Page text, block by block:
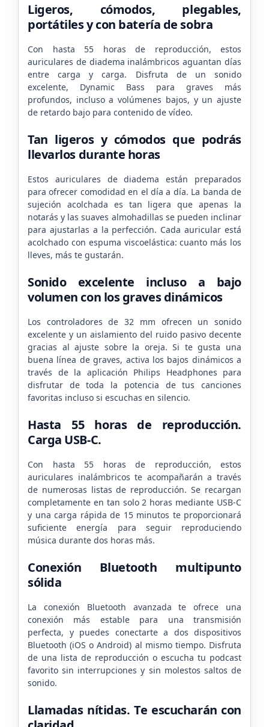
Ligeros, cómodos, plegables,
portátiles y con batería de sobra
Con hasta 55 horas de reproducción, estos
auriculares de diadema inalámbricos aguantan días
entre carga y carga. Disfruta de un sonido
excelente, Dynamic Bass para graves más
profundos, incluso a volúmenes bajos, y un ajuste
de retardo bajo para contenido de vídeo.
Tan ligeros y cómodos que podrás
llevarlos durante horas
Estos auriculares de diadema están preparados
para ofrecer comodidad en el día a día. La banda de
sujeción acolchada es tan ligera que apenas la
notarás y las suaves almohadillas se pueden inclinar
para ajustarlas a la perfección. Cada auricular está
acolchado con espuma viscoelástica: cuanto más los
lleves, más te gustarán.
Sonido excelente incluso a bajo
volumen con los graves dinámicos
Los controladores de 32 mm ofrecen un sonido
excelente y un aislamiento del ruido pasivo decente
gracias al ajuste sobre la oreja. Si te gusta una
buena línea de graves, activa los bajos dinámicos a
través de la aplicación Philips Headphones para
disfrutar de toda la potencia de tus canciones
favoritas incluso si escuchas en silencio.
Hasta 55 horas de reproducción.
Carga USB-C.
Con hasta 55 horas de reproducción, estos
auriculares inalámbricos te acompañarán a través
de numerosas listas de reproducción. Se recargan
completamente en tan solo 2 horas mediante USB-C
y una carga rápida de 15 minutos te proporcionará
suficiente energía para seguir reproduciendo
música durante dos horas más.
Conexión Bluetooth multipunto
sólida
La conexión Bluetooth avanzada te ofrece una
conexión más estable para una transmisión
perfecta, y puedes conectarte a dos dispositivos
Bluetooth (iOS o Android) al mismo tiempo. Disfruta
de una lista de reproducción o escucha tu podcast
favorito sin interrupciones y sin molestos saltos de
sonido.
Llamadas nítidas. Te escucharán con